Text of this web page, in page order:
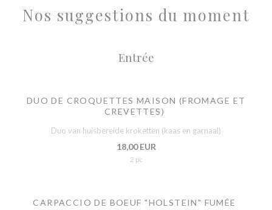
Nos suggestions du moment
Entrée
DUO DE CROQUETTES MAISON (FROMAGE ET
CREVETTES)
Duo van huisbereide kroketten (kaas en garnaal)
18,00 EUR
2 pc
CARPACCIO DE BOEUF "HOLSTEIN" FUMÉE